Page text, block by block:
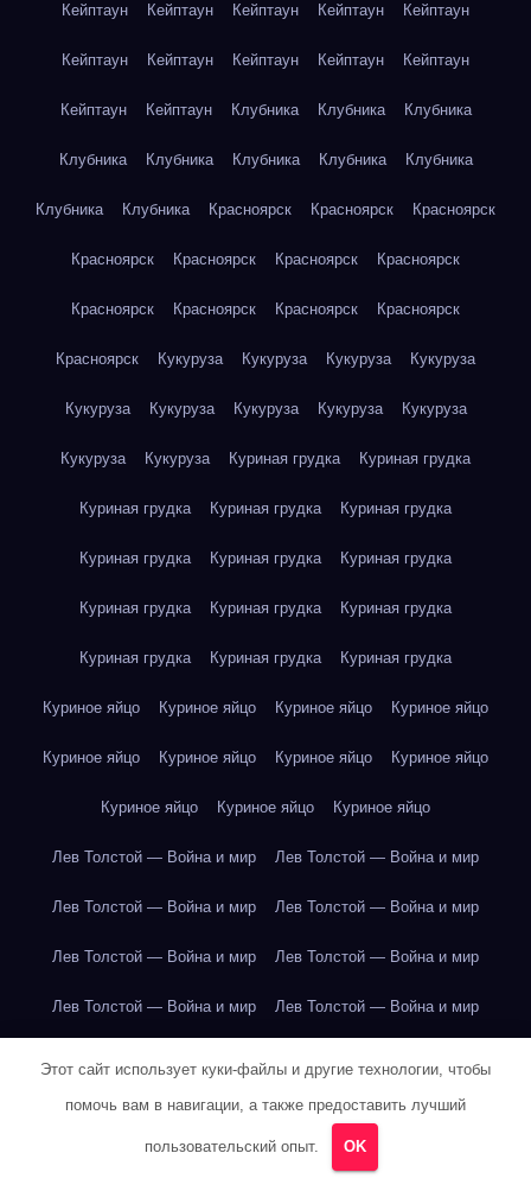
Кейптаун Кейптаун Кейптаун Кейптаун Кейптаун
Кейптаун Кейптаун Кейптаун Кейптаун Кейптаун
Кейптаун Кейптаун Клубника Клубника Клубника
Клубника Клубника Клубника Клубника Клубника
Клубника Клубника Красноярск Красноярск Красноярск
Красноярск Красноярск Красноярск Красноярск
Красноярск Красноярск Красноярск Красноярск
Красноярск Кукуруза Кукуруза Кукуруза Кукуруза
Кукуруза Кукуруза Кукуруза Кукуруза Кукуруза
Кукуруза Кукуруза Куриная грудка Куриная грудка
Куриная грудка Куриная грудка Куриная грудка
Куриная грудка Куриная грудка Куриная грудка
Куриная грудка Куриная грудка Куриная грудка
Куриная грудка Куриная грудка Куриная грудка
Куриное яйцо Куриное яйцо Куриное яйцо Куриное яйцо
Куриное яйцо Куриное яйцо Куриное яйцо Куриное яйцо
Куриное яйцо Куриное яйцо Куриное яйцо
Лев Толстой — Война и мир Лев Толстой — Война и мир
Лев Толстой — Война и мир Лев Толстой — Война и мир
Лев Толстой — Война и мир Лев Толстой — Война и мир
Лев Толстой — Война и мир Лев Толстой — Война и мир
Лев Толстой — Война и мир Лев Толстой — Война и мир
Лев Толстой — Война и мир Лев Толстой — Война и мир
Этот сайт использует куки-файлы и другие технологии, чтобы
помочь вам в навигации, а также предоставить лучший
пользовательский опыт. OK